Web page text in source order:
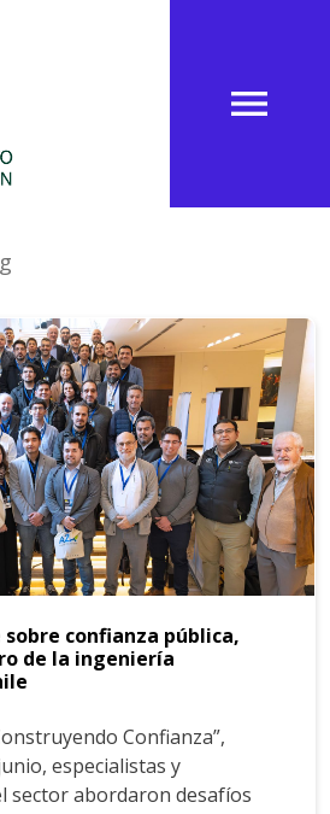
menu
sobre confianza pública,
de la ingeniería
Confianza”,
especialistas y
sector abordaron desafíos